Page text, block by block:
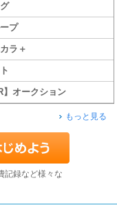
プ
ラ＋
】オークション
もっと見る
記録など様々な